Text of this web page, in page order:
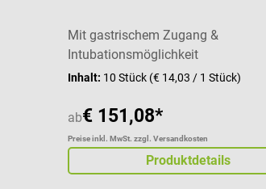
Mit gastrischem Zugang &
Intubationsmöglichkeit
Inhalt: 10 Stück (€ 14,03 / 1 Stück)
ab€ 151,08*
Preise inkl. MwSt. zzgl. Versandkosten
Produktdetails